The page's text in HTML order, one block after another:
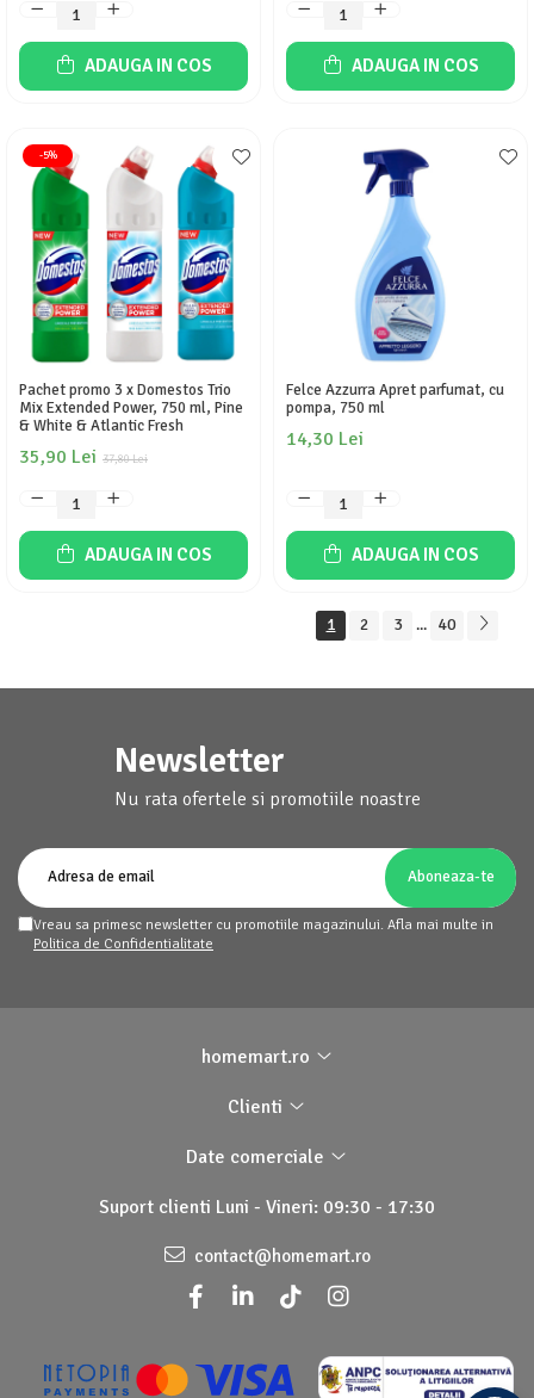
ADAUGA IN COS ADAUGA IN COS
-5%
Pachet promo 3 x Domestos Trio
Mix Extended Power, 750 ml, Pine
& White & Atlantic Fresh
37,80 Lei
35,90 Lei
ADAUGA IN COS
Felce Azzurra Apret parfumat, cu
pompa, 750 ml
14,30 Lei
ADAUGA IN COS
1 2 3 ... 40
Newsletter
Nu rata ofertele si promotiile noastre
Vreau sa primesc newsletter cu promotiile magazinului. Afla mai multe in
Politica de Confidentialitate
homemart.ro
Clienti
Date comerciale
Suport clienti Luni - Vineri: 09:30 - 17:30
contact@homemart.ro